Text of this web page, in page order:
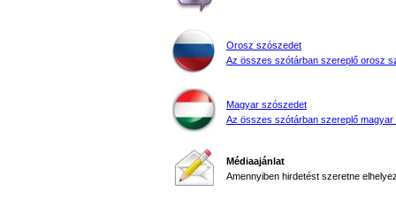
Orosz szószedet
Az összes szótárban szereplő orosz
Magyar szószedet
Az összes szótárban szereplő magyar
Médiaajánlat
Amennyiben hirdetést szeretne